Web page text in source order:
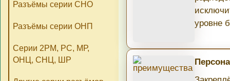
уровне
Разъёмы серии СНО
Разъёмы серии ОНП
Серии 2РМ, РС, МР,
ОНЦ, СНЦ, ШР